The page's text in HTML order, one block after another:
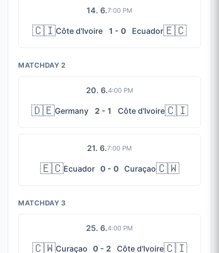
14. 6.7:00 PM
🇨🇮Côte d'Ivoire 1 - 0 Ecuador🇪🇨
MATCHDAY 2
20. 6.4:00 PM
🇩🇪Germany 2 - 1 Côte d'Ivoire🇨🇮
21. 6.7:00 PM
🇪🇨Ecuador 0 - 0 Curaçao🇨🇼
MATCHDAY 3
25. 6.4:00 PM
🇨🇼Curaçao 0 - 2 Côte d'Ivoire🇨🇮